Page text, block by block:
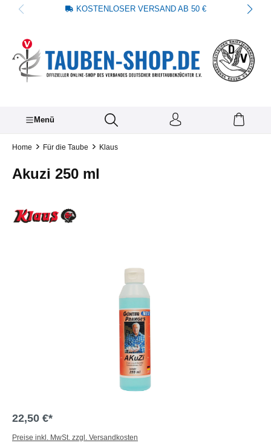
springen KOSTENLOSER VERSAND AB 50 €
Menü
Home Für die Taube Klaus
Akuzi 250 ml
22,50 €*
Preise inkl. MwSt. zzgl. Versandkosten